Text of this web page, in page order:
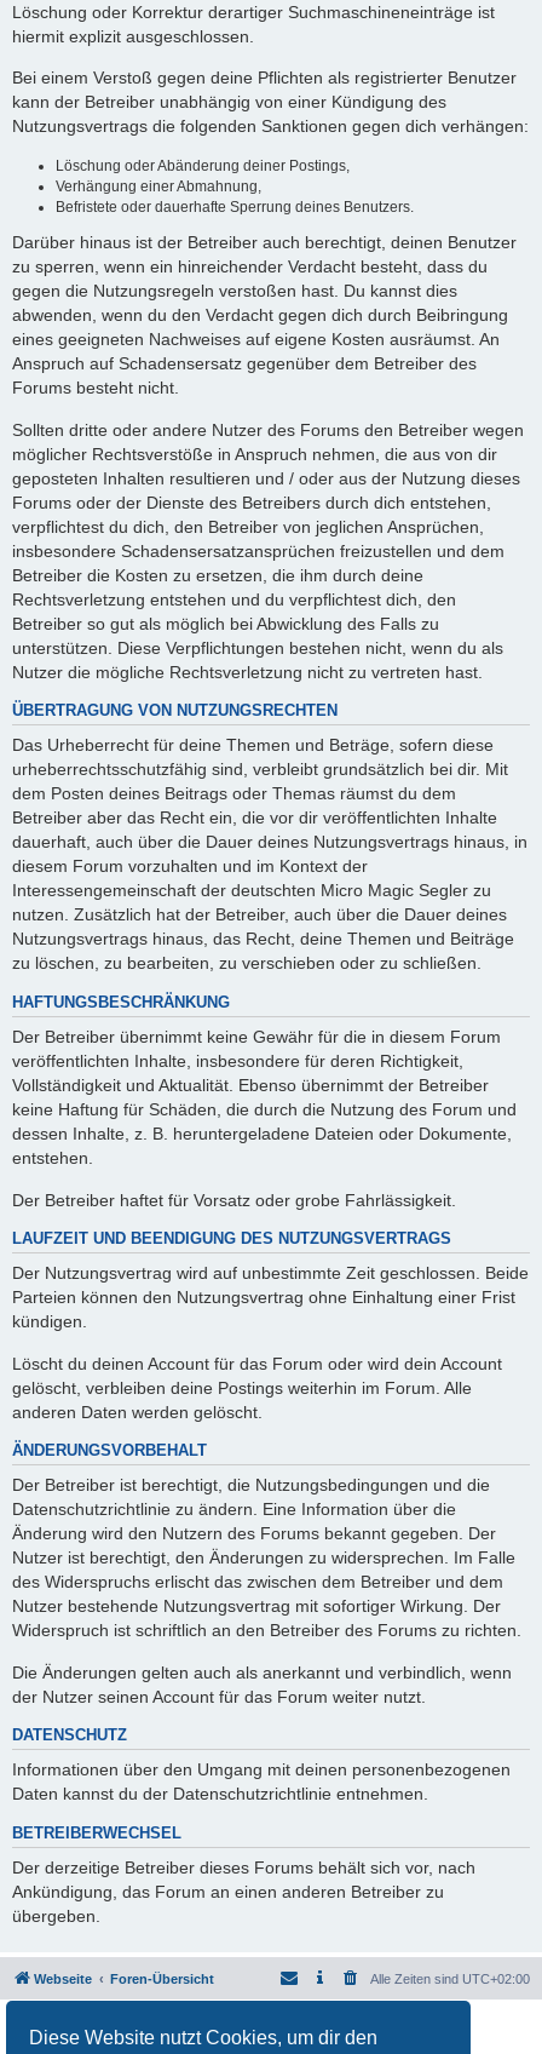
Diese Website nutzt Cookies, um dir den
Löschung oder Korrektur derartiger Suchmaschineneinträge ist
hiermit explizit ausgeschlossen.
Bei einem Verstoß gegen deine Pflichten als registrierter Benutzer
kann der Betreiber unabhängig von einer Kündigung des
Nutzungsvertrags die folgenden Sanktionen gegen dich verhängen:
Löschung oder Abänderung deiner Postings,
Verhängung einer Abmahnung,
Befristete oder dauerhafte Sperrung deines Benutzers.
Darüber hinaus ist der Betreiber auch berechtigt, deinen Benutzer
zu sperren, wenn ein hinreichender Verdacht besteht, dass du
gegen die Nutzungsregeln verstoßen hast. Du kannst dies
abwenden, wenn du den Verdacht gegen dich durch Beibringung
eines geeigneten Nachweises auf eigene Kosten ausräumst. An
Anspruch auf Schadensersatz gegenüber dem Betreiber des
Forums besteht nicht.
Sollten dritte oder andere Nutzer des Forums den Betreiber wegen
möglicher Rechtsverstöße in Anspruch nehmen, die aus von dir
geposteten Inhalten resultieren und / oder aus der Nutzung dieses
Forums oder der Dienste des Betreibers durch dich entstehen,
verpflichtest du dich, den Betreiber von jeglichen Ansprüchen,
insbesondere Schadensersatzansprüchen freizustellen und dem
Betreiber die Kosten zu ersetzen, die ihm durch deine
Rechtsverletzung entstehen und du verpflichtest dich, den
Betreiber so gut als möglich bei Abwicklung des Falls zu
unterstützen. Diese Verpflichtungen bestehen nicht, wenn du als
Nutzer die mögliche Rechtsverletzung nicht zu vertreten hast.
ÜBERTRAGUNG VON NUTZUNGSRECHTEN
Das Urheberrecht für deine Themen und Beträge, sofern diese
urheberrechtsschutzfähig sind, verbleibt grundsätzlich bei dir. Mit
dem Posten deines Beitrags oder Themas räumst du dem
Betreiber aber das Recht ein, die vor dir veröffentlichten Inhalte
dauerhaft, auch über die Dauer deines Nutzungsvertrags hinaus, in
diesem Forum vorzuhalten und im Kontext der
Interessengemeinschaft der deutschten Micro Magic Segler zu
nutzen. Zusätzlich hat der Betreiber, auch über die Dauer deines
Nutzungsvertrags hinaus, das Recht, deine Themen und Beiträge
zu löschen, zu bearbeiten, zu verschieben oder zu schließen.
HAFTUNGSBESCHRÄNKUNG
Der Betreiber übernimmt keine Gewähr für die in diesem Forum
veröffentlichten Inhalte, insbesondere für deren Richtigkeit,
Vollständigkeit und Aktualität. Ebenso übernimmt der Betreiber
keine Haftung für Schäden, die durch die Nutzung des Forum und
dessen Inhalte, z. B. heruntergeladene Dateien oder Dokumente,
entstehen.
Der Betreiber haftet für Vorsatz oder grobe Fahrlässigkeit.
LAUFZEIT UND BEENDIGUNG DES NUTZUNGSVERTRAGS
Der Nutzungsvertrag wird auf unbestimmte Zeit geschlossen. Beide
Parteien können den Nutzungsvertrag ohne Einhaltung einer Frist
kündigen.
Löscht du deinen Account für das Forum oder wird dein Account
gelöscht, verbleiben deine Postings weiterhin im Forum. Alle
anderen Daten werden gelöscht.
ÄNDERUNGSVORBEHALT
Der Betreiber ist berechtigt, die Nutzungsbedingungen und die
Datenschutzrichtlinie zu ändern. Eine Information über die
Änderung wird den Nutzern des Forums bekannt gegeben. Der
Nutzer ist berechtigt, den Änderungen zu widersprechen. Im Falle
des Widerspruchs erlischt das zwischen dem Betreiber und dem
Nutzer bestehende Nutzungsvertrag mit sofortiger Wirkung. Der
Widerspruch ist schriftlich an den Betreiber des Forums zu richten.
Die Änderungen gelten auch als anerkannt und verbindlich, wenn
der Nutzer seinen Account für das Forum weiter nutzt.
DATENSCHUTZ
Informationen über den Umgang mit deinen personenbezogenen
Daten kannst du der Datenschutzrichtlinie entnehmen.
BETREIBERWECHSEL
Der derzeitige Betreiber dieses Forums behält sich vor, nach
Ankündigung, das Forum an einen anderen Betreiber zu
übergeben.
Webseite Foren-Übersicht Alle Zeiten sind UTC+02:00
Deutsche Übersetzung durchphpBB.de